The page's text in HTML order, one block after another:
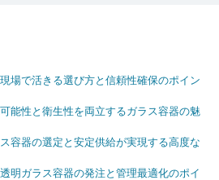
場で活きる選び方と信頼性確保のポイン
能性と衛生性を両立するガラス容器の魅
容器の選定と安定供給が実現する高度な
明ガラス容器の発注と管理最適化のポイ